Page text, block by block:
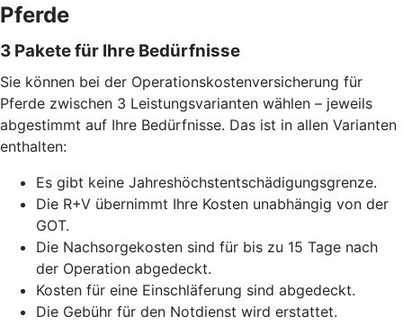
Pferde
3 Pakete für Ihre Bedürfnisse
Sie können bei der Operationskostenversicherung für
Pferde zwischen 3 Leistungsvarianten wählen – jeweils
abgestimmt auf Ihre Bedürfnisse. Das ist in allen Varianten
enthalten:
Es gibt keine Jahreshöchstentschädigungsgrenze.
Die R+V übernimmt Ihre Kosten unabhängig von der
GOT.
Die Nachsorgekosten sind für bis zu 15 Tage nach
der Operation abgedeckt.
Kosten für eine Einschläferung sind abgedeckt.
Die Gebühr für den Notdienst wird erstattet.